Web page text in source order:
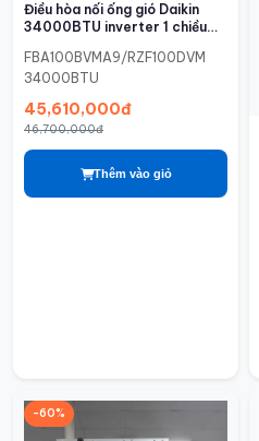
Điều hòa nối ống gió Daikin
34000BTU inverter 1 chiều
FBA100BVMA9/RZF100DVM
34000BTU
45,610,000đ
46,700,000đ
Thêm vào giỏ
-60%